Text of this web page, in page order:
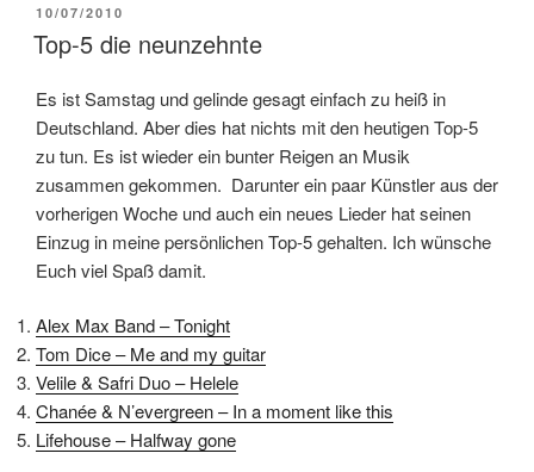
VERÖFFENTLICHT
AM
10/07/2010
Top-5 die neunzehnte
Es ist Samstag und gelinde gesagt einfach zu heiß in
Deutschland. Aber dies hat nichts mit den heutigen Top-5
zu tun. Es ist wieder ein bunter Reigen an Musik
zusammen gekommen. Darunter ein paar Künstler aus der
vorherigen Woche und auch ein neues Lieder hat seinen
Einzug in meine persönlichen Top-5 gehalten. Ich wünsche
Euch viel Spaß damit.
Alex Max Band – Tonight
Tom Dice – Me and my guitar
Velile & Safri Duo – Helele
Chanée & N’evergreen – In a moment like this
Lifehouse – Halfway gone